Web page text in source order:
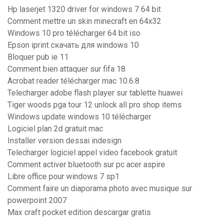
Hp laserjet 1320 driver for windows 7 64 bit
Comment mettre un skin minecraft en 64x32
Windows 10 pro télécharger 64 bit iso
Epson iprint скачать для windows 10
Bloquer pub ie 11
Comment bien attaquer sur fifa 18
Acrobat reader télécharger mac 10.6.8
Telecharger adobe flash player sur tablette huawei
Tiger woods pga tour 12 unlock all pro shop items
Windows update windows 10 télécharger
Logiciel plan 2d gratuit mac
Installer version dessai indesign
Telecharger logiciel appel video facebook gratuit
Comment activer bluetooth sur pc acer aspire
Libre office pour windows 7 sp1
Comment faire un diaporama photo avec musique sur
powerpoint 2007
Max craft pocket edition descargar gratis